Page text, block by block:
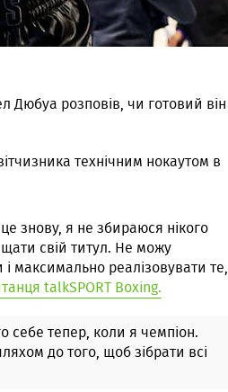
Дюбуа розповів, чи готовий він
технічним нокаутом в
знову, я не збираюся нікого
свій титул. Не можу
максимально реалізовувати те,
talkSPORT Boxing.
себе тепер, коли я чемпіон.
до того, щоб зібрати всі